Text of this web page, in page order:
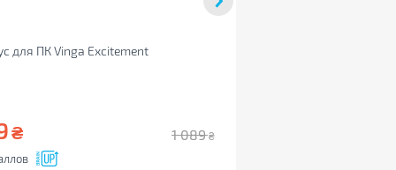
для ПК Vinga Excitement
₴ 1 089 ₴